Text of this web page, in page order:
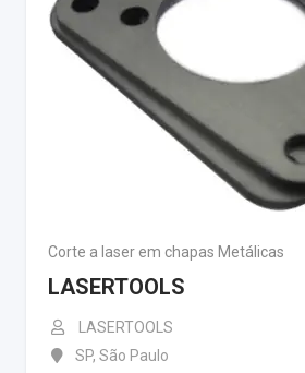
Corte a laser em chapas Metálicas
LASERTOOLS
LASERTOOLS
SP, São Paulo